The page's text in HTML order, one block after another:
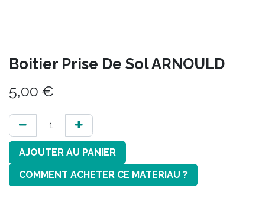
Boitier Prise De Sol ARNOULD
5,00 €
AJOUTER AU PANIER
COMMENT ACHETER CE MATERIAU ?